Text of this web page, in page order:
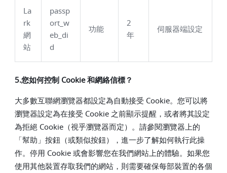
La
rk
網
站
passp
ort_w
eb_di
d
功能
2
年
伺服器端設定
5.您如何控制 Cookie 和網絡信標？
大多數互聯網瀏覽器都設定為自動接受 Cookie。您可以將
瀏覽器設定為在接受 Cookie 之前顯示提醒，或者將其設定
為拒絕 Cookie（視乎瀏覽器而定）。請參閱瀏覽器上的
「幫助」按鈕（或類似按鈕），進一步了解如何執行此操
作。停用 Cookie 或會影響您在我們網站上的體驗。如果您
使用其他裝置存取我們的網站，則需要確保每部裝置的各個